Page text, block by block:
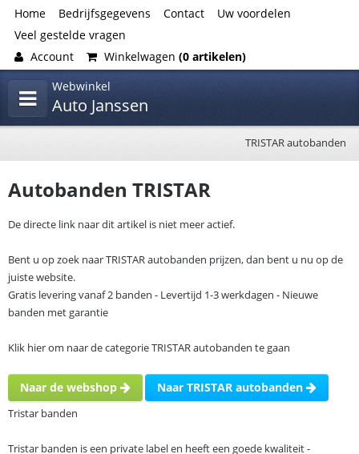
Home Bedrijfsgegevens Contact
Uw voordelen
Veel gestelde vragen
Account
Winkelwagen (0 artikelen)
Webwinkel
Auto Janssen
TRISTAR autobanden
Autobanden TRISTAR
De directe link naar dit artikel is niet meer actief.
Bent u op zoek naar TRISTAR autobanden prijzen, dan bent u nu op de
juiste website.
Gratis levering vanaf 2 banden - Levertijd 1-3 werkdagen - Nieuwe
banden met garantie
Klik hier om naar de categorie TRISTAR autobanden te gaan
Naar de webshop Naar TRISTAR autobanden
Tristar banden
Tristar banden is een private label en heeft een goede kwaliteit -